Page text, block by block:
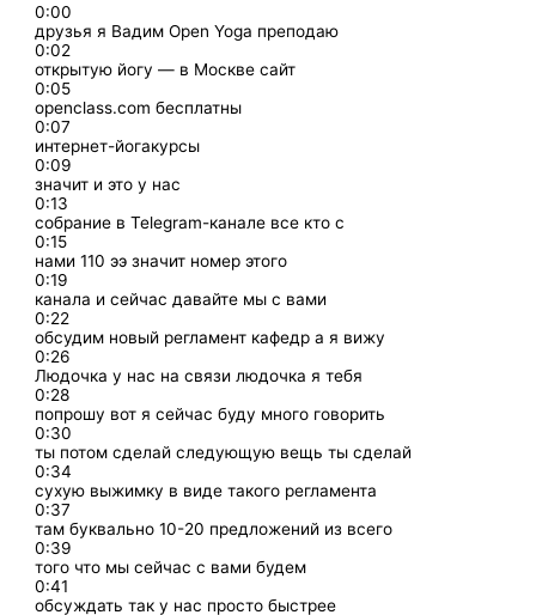
0:00
друзья я Вадим Open Yoga преподаю
0:02
открытую йогу — в Москве сайт
0:05
openclass.com бесплатны
0:07
интернет-йогакурсы
0:09
значит и это у нас
0:13
собрание в Telegram-канале все кто с
0:15
нами 110 ээ значит номер этого
0:19
канала и сейчас давайте мы с вами
0:22
обсудим новый регламент кафедр а я вижу
0:26
Людочка у нас на связи людочка я тебя
0:28
попрошу вот я сейчас буду много говорить
0:30
ты потом сделай следующую вещь ты сделай
0:34
сухую выжимку в виде такого регламента
0:37
там буквально 10-20 предложений из всего
0:39
того что мы сейчас с вами будем
0:41
обсуждать так у нас просто быстрее